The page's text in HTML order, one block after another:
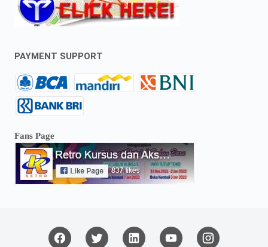
PAYMENT SUPPORT
Fans Page